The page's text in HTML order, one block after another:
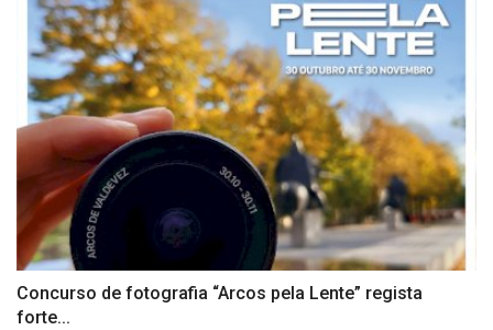
Concurso de fotografia “Arcos pela Lente” regista
forte...